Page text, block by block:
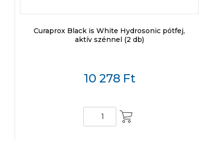
Curaprox Black is White Hydrosonic pótfej,
aktív szénnel (2 db)
10 278 Ft